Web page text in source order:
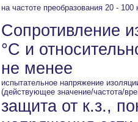
на частоте преобразования 20 - 100
Сопротивление
°С и
не менее
испытательное напряжение
(действующее значение/частота/
защита от к.з.,